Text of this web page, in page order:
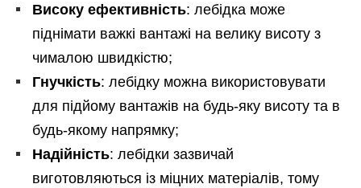
Високу ефективність: лебідка може
піднімати важкі вантажі на велику висоту з
чималою швидкістю;
Гнучкість: лебідку можна використовувати
для підйому вантажів на будь-яку висоту та в
будь-якому напрямку;
Надійність: лебідки зазвичай
виготовляються із міцних матеріалів, тому